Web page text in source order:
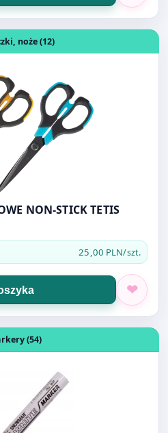
BIUROWE NON-STICK TETIS
noże (12)
NON-STICK TETIS
25,00 PLN/szt.
Pisak olejowy gruby BIAŁY
(54)